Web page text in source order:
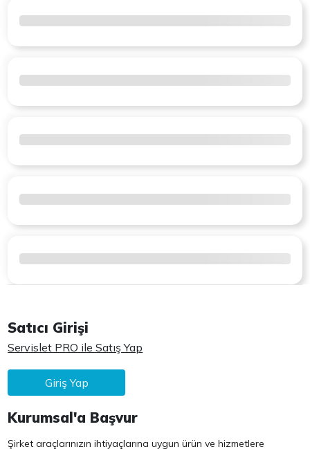
Satıcı Girişi
Servislet PRO ile Satış Yap
Giriş Yap
Kurumsal'a Başvur
Şirket araçlarınızın ihtiyaçlarına uygun ürün ve hizmetlere